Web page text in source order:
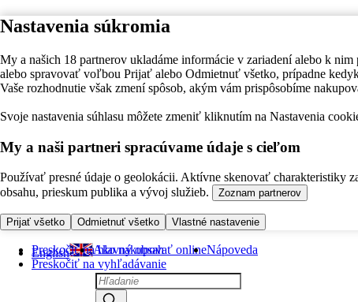
Nastavenia súkromia
My a našich 18 partnerov ukladáme informácie v zariadení alebo k
alebo spravovať voľbou Prijať alebo Odmietnuť všetko, prípadne
Vaše rozhodnutie však zmení spôsob, akým vám prispôsobíme
Svoje nastavenia súhlasu môžete zmeniť kliknutím na Nastavenia
My a naši partneri spracúvame údaje s cieľom
Používať presné údaje o geolokácii. Aktívne skenovať charakteristiky
obsahu, prieskum publika a vývoj služieb.
Zoznam partnerov
Prijať všetko Odmietnuť všetko Vlastné nastavenie
Preskočiť na hlavný obsah
Preskočiť na vyhľadávanie
English Ako nakupovať onlineNápoveda